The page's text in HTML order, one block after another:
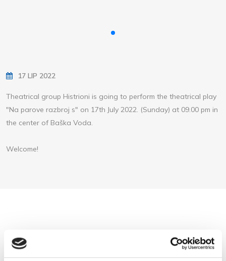
17 LIP 2022
Theatrical group Histrioni is going to perform the theatrical play
"Na parove razbroj s" on 17th July 2022. (Sunday) at 09.00 pm in
the center of Baška Voda.
Welcome!